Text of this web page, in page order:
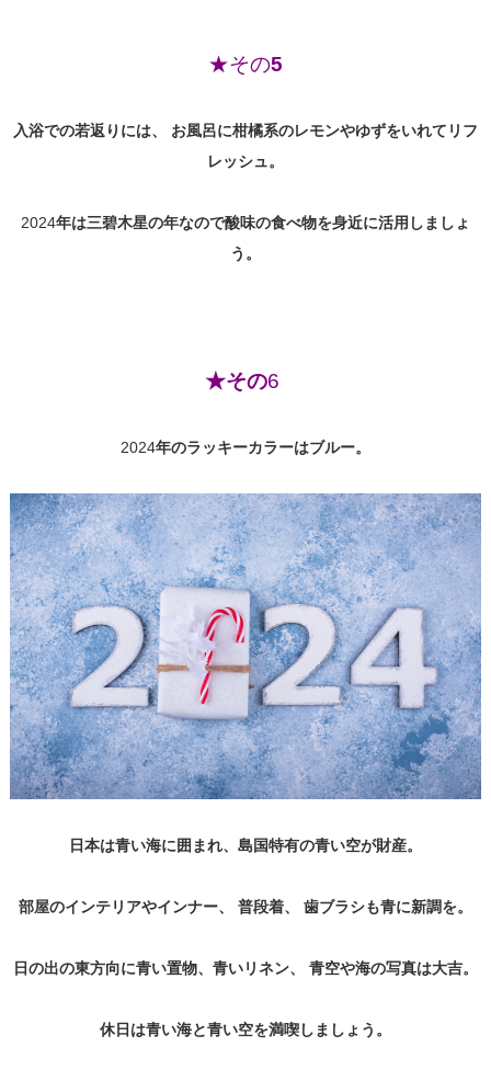
★その5
入浴での若返りには、
お風呂に柑橘系のレモンやゆずをいれてリフ
レッシュ。
2024年は三碧木星の年なので酸味の食べ物を身近に活用しましょ
う。
★その6
2024年のラッキーカラーはブルー。
日本は青い海に囲まれ、島国特有の青い空が財産。
部屋のインテリアやインナー、 普段着、 歯ブラシも青に新調を。
日の出の東方向に青い置物、 青いリネン、 青空や海の写真は大吉。
休日は青い海と青い空を満喫しましょう。